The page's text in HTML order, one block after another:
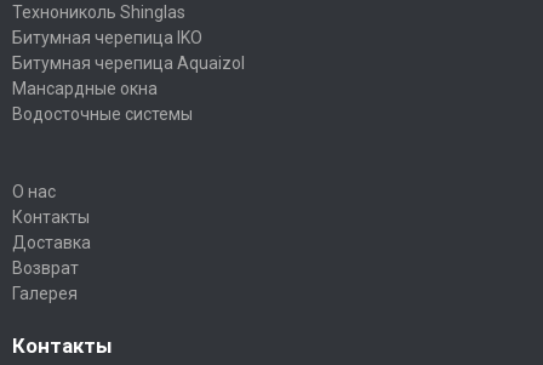
Технониколь Shinglas
Битумная черепица IKO
Битумная черепица Aquaizol
Мансардные окна
Водосточные системы
О нас
Контакты
Доставка
Возврат
Галерея
Контакты